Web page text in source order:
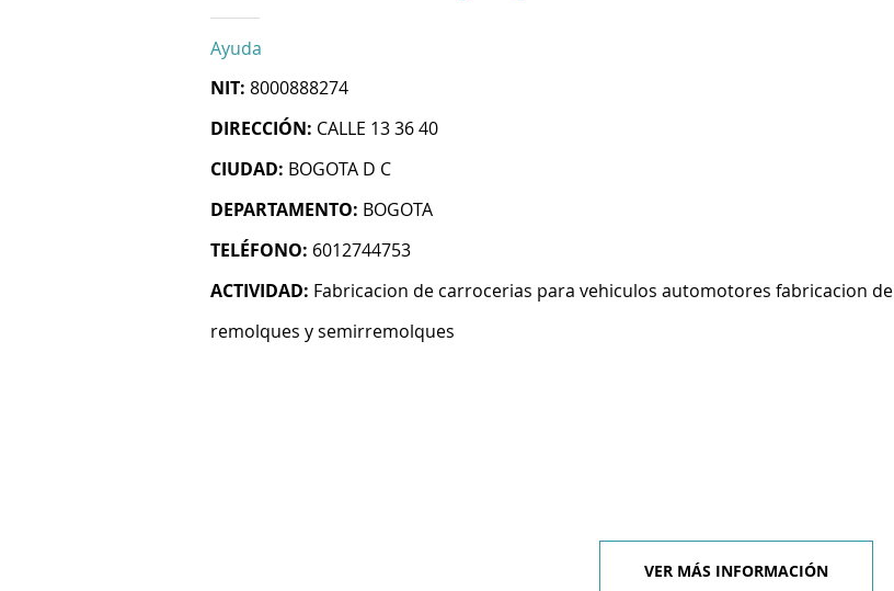
Ayuda
NIT: 8000888274
DIRECCIÓN: CALLE 13 36 40
CIUDAD: BOGOTA D C
DEPARTAMENTO: BOGOTA
TELÉFONO: 6012744753
ACTIVIDAD: Fabricacion de carrocerias para vehiculos automotores fabricacion de
remolques y semirremolques
VER MÁS INFORMACIÓN